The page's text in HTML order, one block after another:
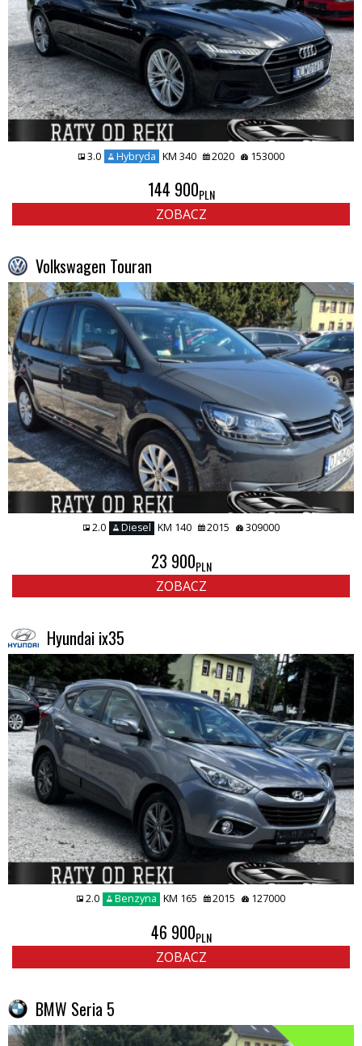
3.0 Hybryda KM 340 2020 153000
144 900PLN
ZOBACZ
Volkswagen Touran
2.0 Diesel KM 140 2015 309000
23 900PLN
ZOBACZ
Hyundai ix35
2.0 Benzyna KM 165 2015 127000
46 900PLN
ZOBACZ
BMW Seria 5